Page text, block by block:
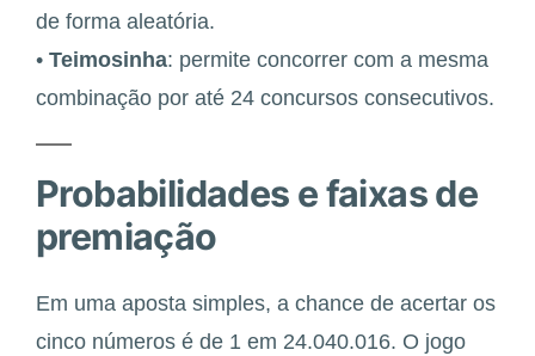
de forma aleatória.
• Teimosinha: permite concorrer com a mesma
combinação por até 24 concursos consecutivos.
Probabilidades e faixas de
premiação
Em uma aposta simples, a chance de acertar os
cinco números é de 1 em 24.040.016. O jogo